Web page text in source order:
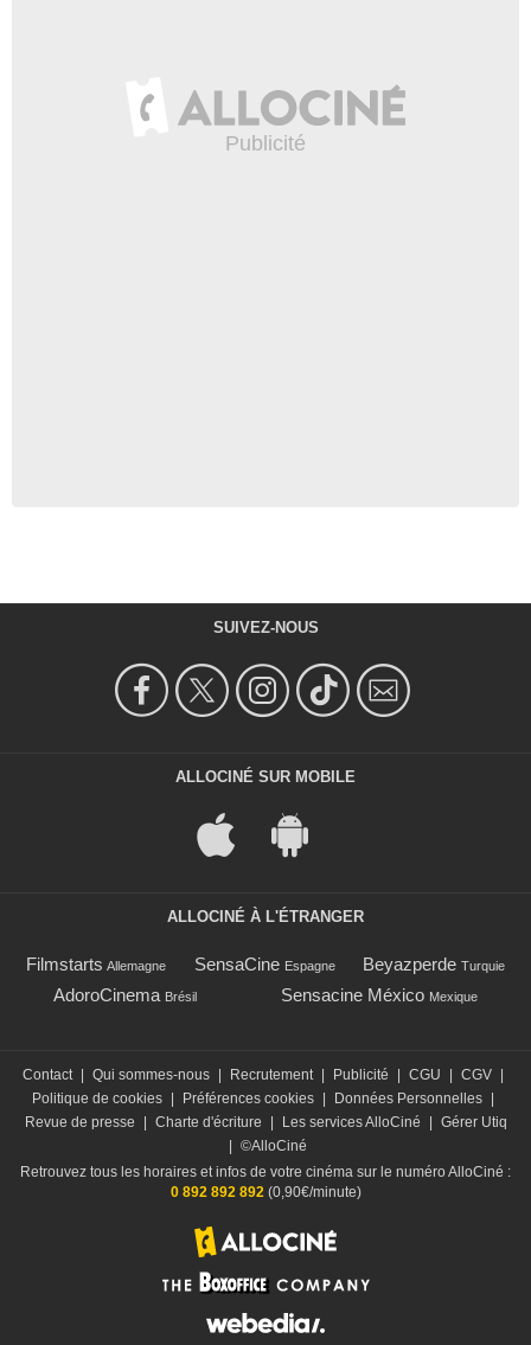
SUIVEZ-NOUS
ALLOCINÉ SUR MOBILE
ALLOCINÉ À L'ÉTRANGER
Filmstarts Allemagne SensaCine Espagne Beyazperde Turquie
AdoroCinema Brésil Sensacine México Mexique
Contact Qui sommes-nous Recrutement Publicité CGU CGV
Politique de cookies
Préférences cookies Données Personnelles
Revue de presse
Charte d'écriture Les services AlloCiné
Gérer Utiq
©AlloCiné
Retrouvez tous les horaires et infos de votre cinéma sur le numéro AlloCiné :
0 892 892 892(0,90€/minute)